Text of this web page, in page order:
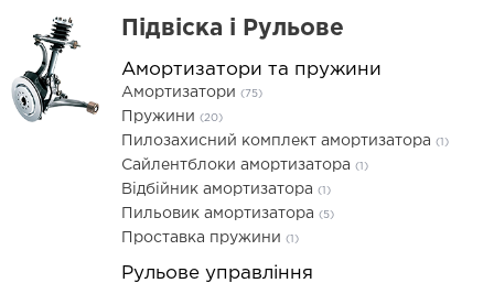
Підвіска і Рульове
Амортизатори та пружини
Амортизатори (75)
Пружини (20)
Пилозахисний комплект амортизатора (1)
Сайлентблоки амортизатора (1)
Відбійник амортизатора (1)
Пильовик амортизатора (5)
Проставка пружини (1)
Рульове управління